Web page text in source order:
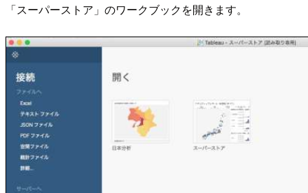
「スーパーストア」のワークブックを開きます。